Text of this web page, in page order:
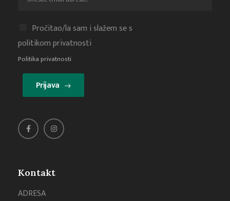
Kontakt
ADRESA
Pročitao/la sam i slažem se s
politikom privatnosti
Politika privatnosti
Prijava